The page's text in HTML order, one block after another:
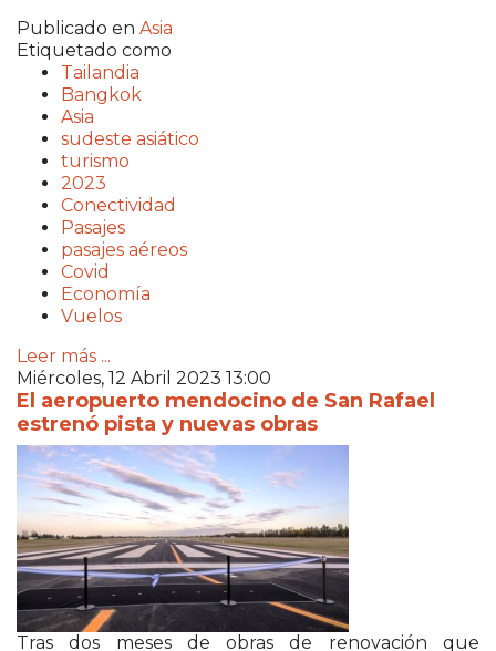
Publicado en Asia
Etiquetado como
Tailandia
Bangkok
Asia
sudeste asiático
turismo
2023
Conectividad
Pasajes
pasajes aéreos
Covid
Economía
Vuelos
Leer más ...
Miércoles, 12 Abril 2023 13:00
El aeropuerto mendocino de San Rafael
estrenó pista y nuevas obras
Tras dos meses de obras de renovación que